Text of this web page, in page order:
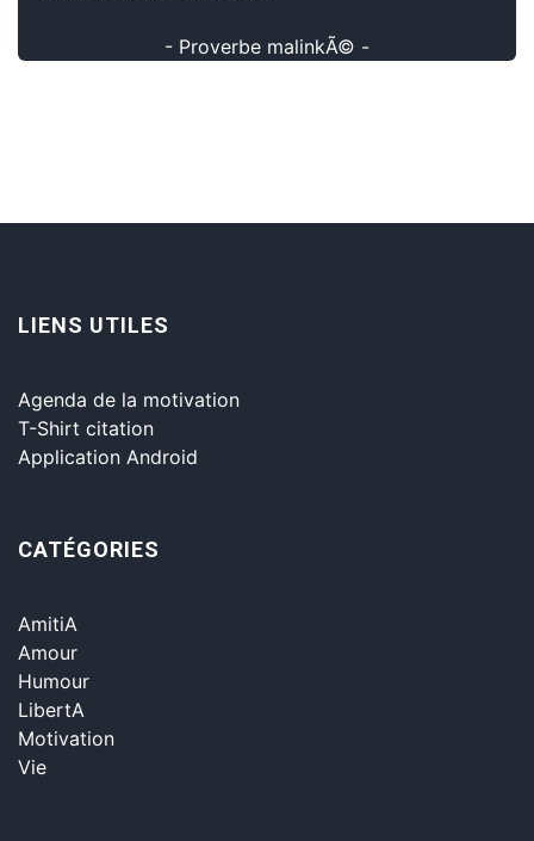
- Proverbe malinkÃ© -
LIENS UTILES
Agenda de la motivation
T-Shirt citation
Application Android
CATÉGORIES
AmitiA
Amour
Humour
LibertA
Motivation
Vie